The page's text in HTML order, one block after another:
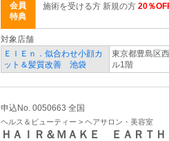
会員
特典
施術を受ける方 新規の方 20％
対象店舗
ＥｌＥｎ．似合わせ小顔カ
ット＆髪質改善 池袋
東京都豊島区
ル1階
申込No. 0050663 全国
ヘルス＆ビューティー > ヘアサロン・美容室
ＨＡＩＲ＆ＭＡＫＥ ＥＡＲＴＨ